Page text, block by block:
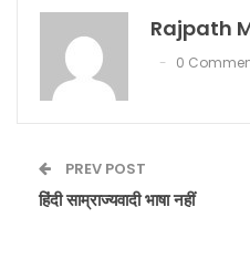
Rajpath
0
PREV POST
हिंदी साम्राज्यवादी भाषा नहीं